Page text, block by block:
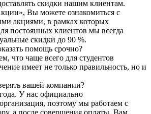
скидки нашим клиентам.
Вы можете ознакомиться с
акциями, в рамках которых
постоянных клиентов мы всегда
скидки до 90 %.
помощь срочно?
что чаще всего для студентов
имеет не только правильность, но и
вашей компании?
У нас официально
поэтому мы работаем с